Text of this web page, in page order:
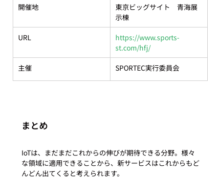
開催地
東京ビッグサイト　青海展
示棟
URL
https://www.sports-
st.com/hfj/
主催 SPORTEC実行委員会
まとめ
IoTは、まだまだこれからの伸びが期待できる分野。様々
な領域に適用できることから、新サービスはこれからもど
んどん出てくると考えられます。